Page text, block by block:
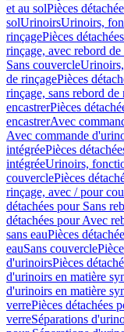
et au solPièces
solUrinoirsUrinoirs,
rinçagePièces
rinçage, avec rebord de
Sans couvercle
de rinçagePièces
rinçage, sans rebord de
encastrerPièces
encastrerAvec
Avec commande
intégréePièces
intégréeUrinoirs,
couverclePièces
rinçage, avec / pour
détachées pour Sans
détachées pour Avec
sans eauPièces
eauSans couvercle
d'urinoirsPièces
d'urinoirs en matière
d'urinoirs en matière
verrePièces détachées
verreSéparations